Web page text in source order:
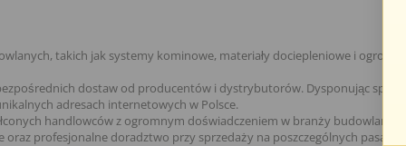
takich jak systemy kominowe, materiały dociepleniowe i
dostaw od producentów i dystrybutorów. Dysponując
adresach internetowych w Polsce.
handlowców z ogromnym doświadczeniem w branży budowlanej.
profesjonalne doradztwo przy sprzedaży na poszczególnych